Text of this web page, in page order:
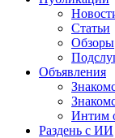
Статьи
Обзоры
Объявления
Интим
Раздень с ИИ